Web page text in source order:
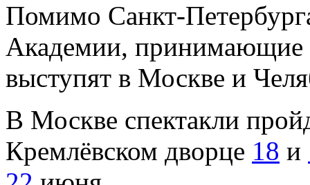
Помимо Санкт-
Академии, принимающие
выступят в Москве и
В Москве спектакли
Кремлёвском дворце 18 и